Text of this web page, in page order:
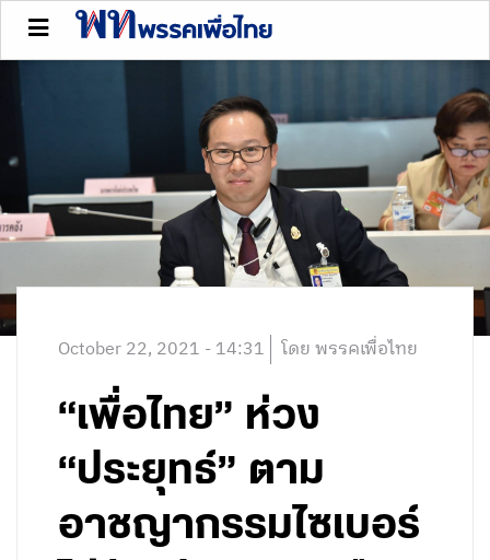
October 22, 2021 - 14:31 โดย พรรคเพื่อไทย
“เพื่อไทย” ห่วง
“ประยุทธ์” ตาม
อาชญากรรมไซเบอร์